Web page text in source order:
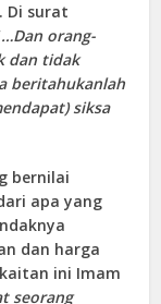
Di surat
…Dan orang-
dan tidak
beritahukanlah
siksa
bernilai
apa yang
dan harga
ini Imam
seorang